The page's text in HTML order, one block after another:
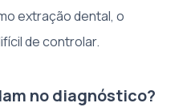
extração dental, o
de controlar.
no diagnóstico?